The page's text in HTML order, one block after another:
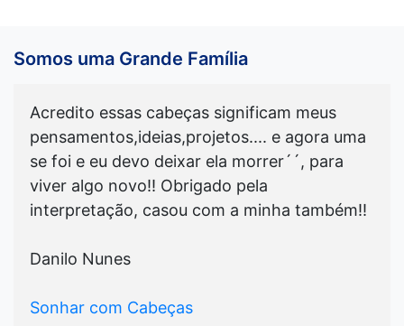
Somos uma Grande Família
Acredito essas cabeças significam meus
pensamentos,ideias,projetos.... e agora uma
se foi e eu devo deixar ela morrer´´, para
viver algo novo!! Obrigado pela
interpretação, casou com a minha também!!
Danilo Nunes
Sonhar com Cabeças